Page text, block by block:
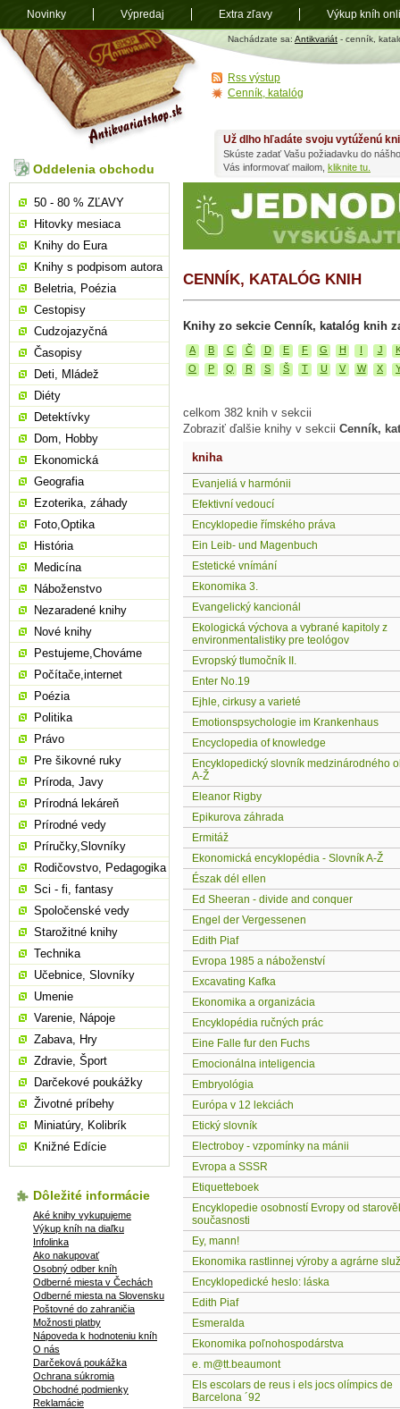
Antikvariát
shop.sk
Nachádzate sa: Antikvariát - cenník,
CENNÍK, KATALÓG KNIH
Knihy zo sekcie Cenník, katalóg knih
A B C Č D E F G H J
O
P Q R S Š T U V W X
celkom 382 knih v sekcii
Zobraziť ďalšie knihy v sekcii Cenník,
kniha
Evanjeliá v harmónii
Efektivní vedoucí
Encyklopedie římského práva
Ein Leib- und Magenbuch
Estetické vnímání
Ekonomika 3.
Evangelický kancionál
Ekologická výchova a vybrané kapitoly z
environmentalistiky pre teológov
Evropský tlumočník II.
Enter No.19
Ejhle, cirkusy a varieté
Emotionspsychologie im Krankenhaus
Encyclopedia of knowledge
Encyklopedický slovník medzinárodného
A-Ž
Eleanor Rigby
Epikurova záhrada
Ermitáž
Ekonomická encyklopédia - Slovník A-Ž
Észak dél ellen
Ed Sheeran - divide and conquer
Engel der Vergessenen
Edith Piaf
Evropa 1985 a náboženství
Excavating Kafka
Ekonomika a organizácia
Encyklopédia ručných prác
Eine Falle fur den Fuchs
Emocionálna inteligencia
Embryológia
Európa v 12 lekciách
Etický slovník
Electroboy - vzpomínky na mánii
Evropa a SSSR
Etiquetteboek
Encyklopedie osobností Evropy od
současnosti
Ey, mann!
Ekonomika rastlinnej výroby a agrárne
Encyklopedické heslo: láska
Edith Piaf
Esmeralda
Ekonomika poľnohospodárstva
e. m@tt.beaumont
Els escolars de reus i els jocs olímpics de
Barcelona ´92
Už dlho hľadáte svoju vytúženú
Skúste zadať Vašu požiadavku do
Vás informovať mailom, kliknite tu.
Oddelenia obchodu
50 - 80 % ZĽAVY
Hitovky mesiaca
Knihy do Eura
Knihy s podpisom autora
Beletria, Poézia
Cestopisy
Cudzojazyčná
Časopisy
Deti, Mládež
Diéty
Detektívky
Dom, Hobby
Ekonomická
Geografia
Ezoterika, záhady
Foto,Optika
História
Medicína
Náboženstvo
Nezaradené knihy
Nové knihy
Pestujeme,Chováme
Počítače,internet
Poézia
Politika
Právo
Pre šikovné ruky
Príroda, Javy
Prírodná lekáreň
Prírodné vedy
Príručky,Slovníky
Rodičovstvo, Pedagogika
Sci - fi, fantasy
Spoločenské vedy
Starožitné knihy
Technika
Učebnice, Slovníky
Umenie
Varenie, Nápoje
Zabava, Hry
Zdravie, Šport
Darčekové poukážky
Životné príbehy
Miniatúry, Kolibrík
Knižné Edície
Dôležité informácie
Aké knihy vykupujeme
Výkup kníh na diaľku
Infolinka
Ako nakupovať
Osobný odber kníh
Odberné miesta v Čechách
Odberné miesta na Slovensku
Poštovné do zahraničia
Možnosti platby
Nápoveda k hodnoteniu kníh
O nás
Darčeková poukážka
Ochrana súkromia
Obchodné podmienky
Reklamácie
Rss výstup
Cenník, katalóg
Novinky Výpredaj Extra zľavy Výkup kníh